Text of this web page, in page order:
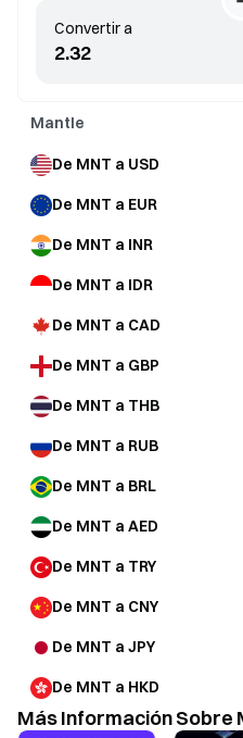
Convertir a
Mantle
De MNT a USD
De MNT a EUR
De MNT a INR
De MNT a IDR
De MNT a CAD
De MNT a GBP
De MNT a THB
De MNT a RUB
De MNT a BRL
De MNT a AED
De MNT a TRY
De MNT a CNY
De MNT a JPY
De MNT a HKD
Más Información Sobre